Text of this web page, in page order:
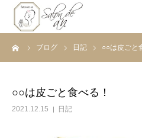
ブログ 日記 ○○は皮ごと
○○は皮ごと食べる！
2021.12.15 日記
ホーム